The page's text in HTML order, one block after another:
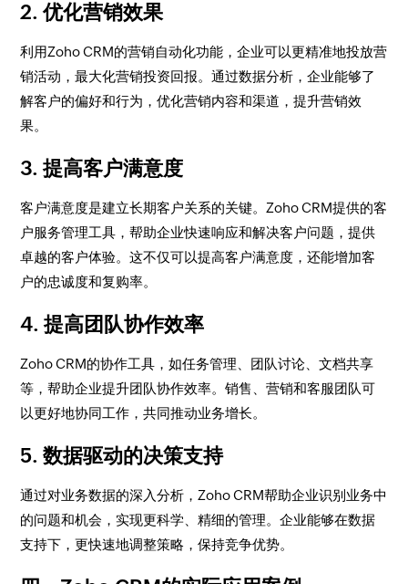
2. 优化营销效果
利用Zoho CRM的营销自动化功能，企业可以更精准地投放营
销活动，最大化营销投资回报。通过数据分析，企业能够了
解客户的偏好和行为，优化营销内容和渠道，提升营销效
果。
3. 提高客户满意度
客户满意度是建立长期客户关系的关键。Zoho CRM提供的客
户服务管理工具，帮助企业快速响应和解决客户问题，提供
卓越的客户体验。这不仅可以提高客户满意度，还能增加客
户的忠诚度和复购率。
4. 提高团队协作效率
Zoho CRM的协作工具，如任务管理、团队讨论、文档共享
等，帮助企业提升团队协作效率。销售、营销和客服团队可
以更好地协同工作，共同推动业务增长。
5. 数据驱动的决策支持
通过对业务数据的深入分析，Zoho CRM帮助企业识别业务中
的问题和机会，实现更科学、精细的管理。企业能够在数据
支持下，更快速地调整策略，保持竞争优势。